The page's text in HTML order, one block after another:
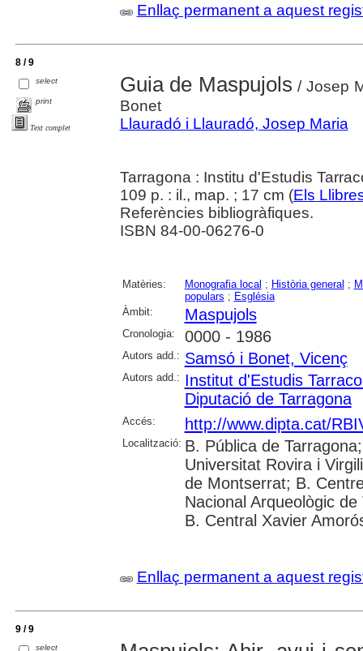
Enllaç permanent a aquest
8 / 9
select
print
Text complet
Guia de Maspujols / Josep
Bonet
Llauradó i Llauradó, Josep Maria
Tarragona : Institu d'Estudis
109 p. : il., map. ; 17 cm (Els
Referències bibliogràfiques.
ISBN 84-00-06276-0
Matèries: Monografia local ; Història general ;
populars ; Església
Àmbit:
Maspujols
Cronologia: 0000 - 1986
Autors add.: Samsó i Bonet, Vicenç
Autors add.: Institut d'Estudis
Diputació de Tarragona
Accés: http://www.dipta.cat/
Localització: B. Pública de
Universitat Rovira i
de Montserrat; B.
Nacional Arqueològic
B. Central Xavier
Enllaç permanent a aquest
9 / 9
select